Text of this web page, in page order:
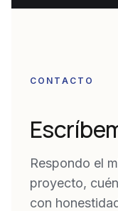
CONTACTO
Respondo el
proyecto,
con